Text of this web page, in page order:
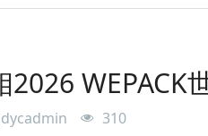
2026 WEPACK
310